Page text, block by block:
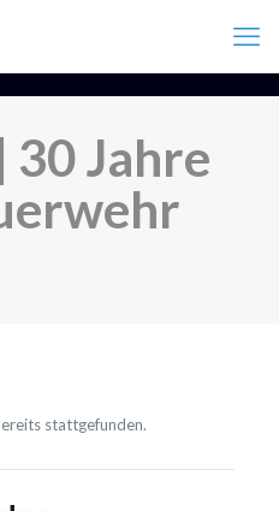
30 Jahre
stattgefunden.